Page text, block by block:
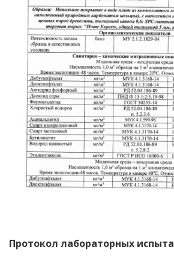
Протокол лабораторных